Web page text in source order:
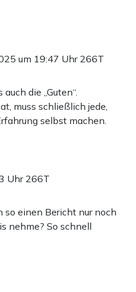
um 19:47 Uhr 266T
die „Guten“.
muss schließlich jede,
selbst machen.
Uhr 266T
so einen Bericht nur noch
nehme? So schnell